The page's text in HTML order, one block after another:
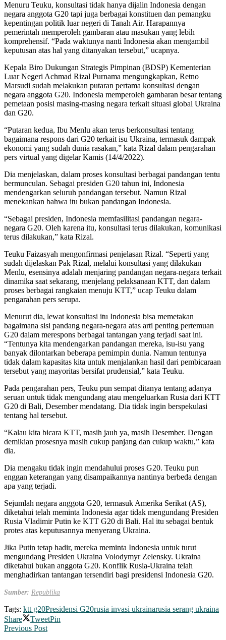
Menuru Teuku, konsultasi tidak hanya dijalin Indonesia dengan
negara anggota G20 tapi juga berbagai konstituen dan pemangku
kepentingan politik luar negeri di Tanah Air. Harapannya
pemerintah memperoleh gambaran atau masukan yang lebih
komprehensif. “Pada waktunya nanti Indonesia akan mengambil
keputusan atas hal yang ditanyakan tersebut,” ucapnya.
Kepala Biro Dukungan Strategis Pimpinan (BDSP) Kementerian
Luar Negeri Achmad Rizal Purnama mengungkapkan, Retno
Marsudi sudah melakukan putaran pertama konsultasi dengan
negara anggota G20. Indonesia memperoleh gambaran besar tentang
pemetaan posisi masing-masing negara terkait situasi global Ukraina
dan G20.
“Putaran kedua, Ibu Menlu akan terus berkonsultasi tentang
bagaimana respons dari G20 terkait isu Ukraina, termasuk dampak
ekonomi yang sudah dunia rasakan,” kata Rizal dalam pengarahan
pers virtual yang digelar Kamis (14/4/2022).
Dia menjelaskan, dalam proses konsultasi berbagai pandangan tentu
bermunculan. Sebagai presiden G20 tahun ini, Indonesia
mendengarkan seluruh pandangan tersebut. Namun Rizal
menekankan bahwa itu bukan pandangan Indonesia.
“Sebagai presiden, Indonesia memfasilitasi pandangan negara-
negara G20. Oleh karena itu, konsultasi terus dilakukan, komunikasi
terus dilakukan,” kata Rizal.
Teuku Faizasyah mengonfirmasi penjelasan Rizal. “Seperti yang
sudah dijelaskan Pak Rizal, melalui konsultasi yang dilakukan
Menlu, esensinya adalah menjaring pandangan negara-negara terkait
dinamika saat sekarang, menjelang pelaksanaan KTT, dan dalam
proses berbagai rangkaian menuju KTT,” ucap Teuku dalam
pengarahan pers serupa.
Menurut dia, lewat konsultasi itu Indonesia bisa memetakan
bagaimana sisi pandang negara-negara atas arti penting pertemuan
G20 dalam merespons berbagai tantangan yang terjadi saat ini.
“Tentunya kita mendengarkan pandangan mereka, isu-isu yang
banyak dilontarkan beberapa pemimpin dunia. Namun tentunya
tidak dalam kapasitas kita untuk menjalankan hasil dari pembicaraan
tersebut yang mayoritas bersifat prudensial,” kata Teuku.
Pada pengarahan pers, Teuku pun sempat ditanya tentang adanya
seruan untuk tidak mengundang atau mengeluarkan Rusia dari KTT
G20 di Bali, Desember mendatang. Dia tidak ingin berspekulasi
tentang hal tersebut.
“Kalau kita bicara KTT, masih jauh ya, masih Desember. Dengan
demikian prosesnya masih cukup panjang dan cukup waktu,” kata
dia.
Dia mengaku tidak ingin mendahului proses G20. Teuku pun
enggan keterangan yang disampaikannya nantinya berbeda dengan
apa yang terjadi.
Sejumlah negara anggota G20, termasuk Amerika Serikat (AS),
diketahui telah meminta Indonesia agar tidak mengundang Presiden
Rusia Vladimir Putin ke KTT G20 di Bali. Hal itu sebagai bentuk
protes atas keputusannya menyerang Ukraina.
Jika Putin tetap hadir, mereka meminta Indonesia untuk turut
mengundang Presiden Ukraina Volodymyr Zelensky. Ukraina
diketahui bukan anggota G20. Konflik Rusia-Ukraina telah
menghadirkan tantangan tersendiri bagi presidensi Indonesia G20.
Sumber: Republika
Tags: ktt g20Presidensi G20rusia invasi ukrainarusia serang ukraina
Share
TweetPin
Previous Post